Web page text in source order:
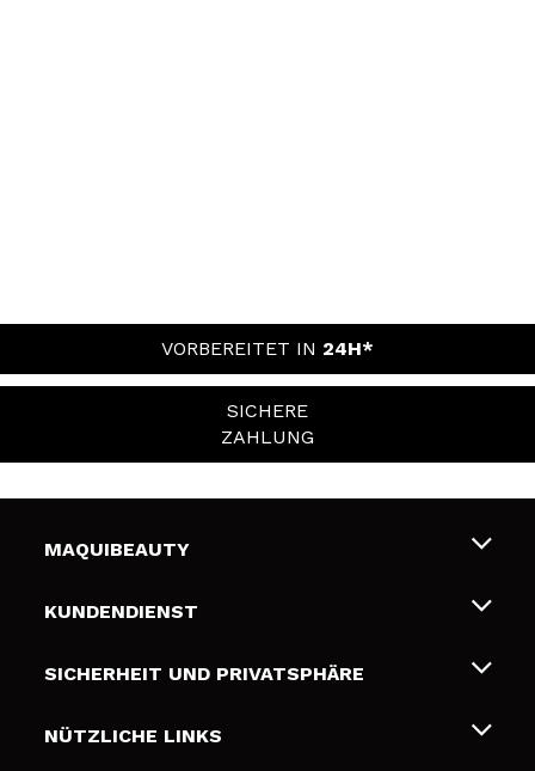
VORBEREITET IN 24H*
SICHERE
ZAHLUNG
MAQUIBEAUTY
Über uns
Geschenkkarten
KUNDENDIENST
Liefer- und Versandkosten
Zahlung
SICHERHEIT UND PRIVATSPHÄRE
Bedingungen und Datenschutz
NÜTZLICHE LINKS